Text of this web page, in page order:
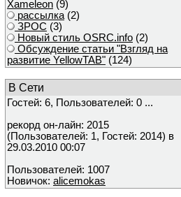
Xameleon (9)
рассылка (2)
ЗРОС (3)
Новый стиль OSRC.info (2)
Обсуждение статьи "Взгляд на
развитие YellowTAB" (124)
В Сети
Гостей: 6, Пользователей: 0 ...
рекорд он-лайн: 2015
(Пользователей: 1, Гостей: 2014) в
29.03.2010 00:07
Пользователей: 1007
Новичок: alicemokas